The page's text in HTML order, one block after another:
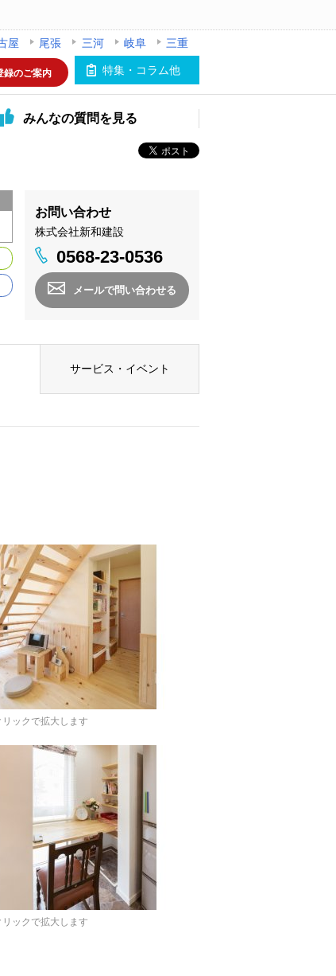
屋 尾張 三河 岐阜
三重
特集・コラム他
録のご案内
みんなの質問を見る
お問い合わせ
株式会社新和建設
0568-23-0536
メールで問い合わせる
サービス・イベント
ックで拡大します
ックで拡大します